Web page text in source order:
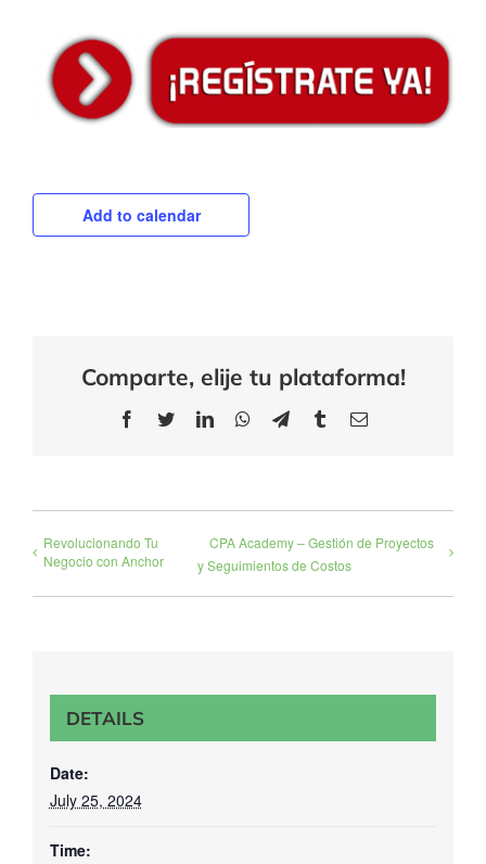
Add to calendar
Comparte, elije tu plataforma!
Facebook
TwitterLinkedInWhatsApp
TelegramTumblrEmail
Revolucionando Tu
Negocio con Anchor
CPA Academy – Gestión de Proyectos
y Seguimientos de Costos
DETAILS
Date:
July 25, 2024
Time: